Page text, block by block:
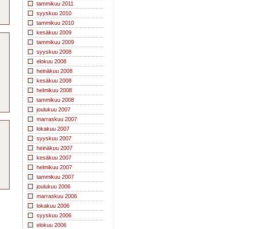
tammikuu 2011
syyskuu 2010
tammikuu 2010
kesäkuu 2009
tammikuu 2009
syyskuu 2008
elokuu 2008
heinäkuu 2008
kesäkuu 2008
helmikuu 2008
tammikuu 2008
joulukuu 2007
marraskuu 2007
lokakuu 2007
syyskuu 2007
heinäkuu 2007
kesäkuu 2007
helmikuu 2007
tammikuu 2007
joulukuu 2006
marraskuu 2006
lokakuu 2006
syyskuu 2006
elokuu 2006